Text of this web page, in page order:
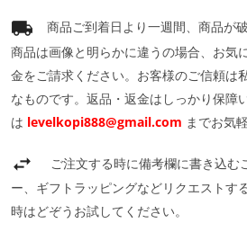
商品ご到着日より一週間、商品が
商品は画像と明らかに違うの場合、お気
金をご請求ください。お客様のご信頼は
なものです。返品・返金はしっかり保障
は levelkopi888@gmail.com までお気
ご注文する時に備考欄に書き込む
ー、ギフトラッピングなどリクエストす
時はどぞうお試してください。